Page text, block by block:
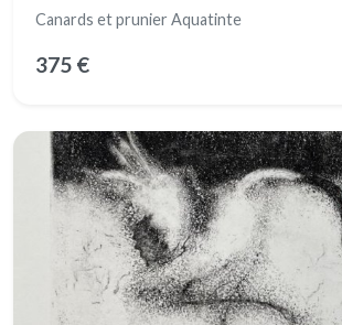
Canards et prunier Aquatinte
375 €